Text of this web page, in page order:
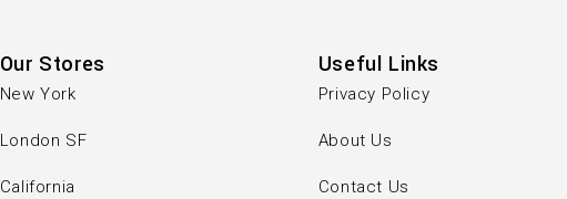
Our Stores
New York
London SF
California
Useful Links
Privacy Policy
About Us
Contact Us